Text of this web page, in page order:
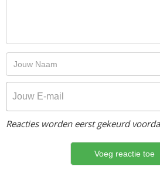
Reacties worden eerst gekeurd